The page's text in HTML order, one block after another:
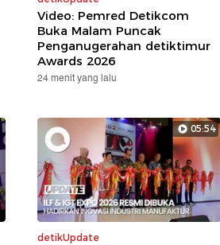
Video: Pemred Detikcom
Buka Malam Puncak
Penganugerahan detiktimur
Awards 2026
24 menit yang lalu
05:54
detikUpdate